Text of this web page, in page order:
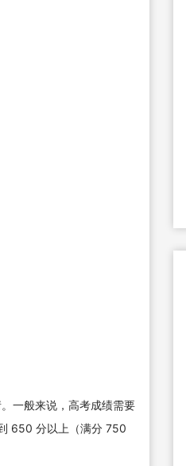
一般来说，高考成绩需要
650 分以上（满分 750